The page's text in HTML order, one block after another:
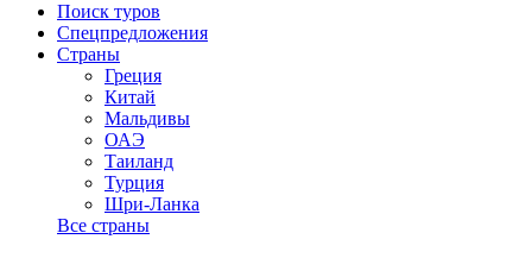
Поиск туров
Спецпредложения
Страны
Греция
Китай
Мальдивы
ОАЭ
Таиланд
Турция
Шри-Ланка
Все страны